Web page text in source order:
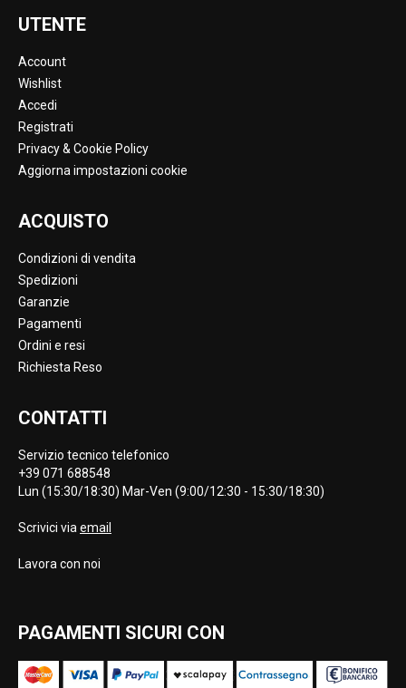
UTENTE
Account
Wishlist
Accedi
Registrati
Privacy & Cookie Policy
Aggiorna impostazioni cookie
ACQUISTO
Condizioni di vendita
Spedizioni
Garanzie
Pagamenti
Ordini e resi
Richiesta Reso
CONTATTI
Servizio tecnico telefonico
+39 071 688548
Lun (15:30/18:30) Mar-Ven (9:00/12:30 - 15:30/18:30)
Scrivici via email
Lavora con noi
PAGAMENTI SICURI CON